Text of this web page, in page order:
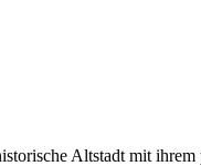
Altstadt mit